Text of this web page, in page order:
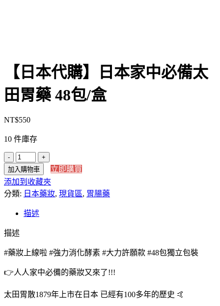
【日本代購】日本家中必備太
田胃藥 48包/盒
NT$550
10 件庫存
【日
本
代
購】
本
家
必
太
胃
加入購物車
立即購買
添加到收藏夾
分類: 日本藥妝, 現貨區, 胃腸藥
描述
描述
#藥妝上線啦 #強力消化酵素 #大力許願款 #48包獨立包裝
👉人人家中必備的藥妝又來了!!!
太田胃散1879年上市在日本 已經有100多年的歷史 🤙